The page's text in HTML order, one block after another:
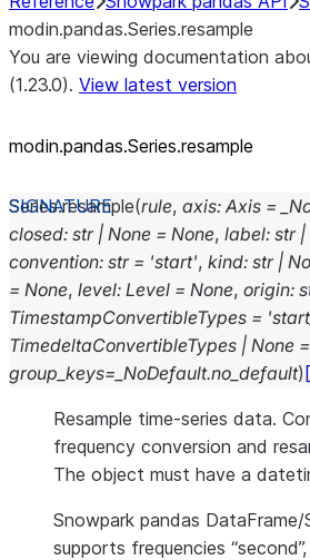
modin.pandas.Series.resample
You are viewing documentation
(1.23.0). View latest version
modin.pandas.Series.resample
Series.resample(rule, axis: Axis =
closed: str | None = None, label: str |
convention: str = 'start', kind: str |
= None, level: Level = None, origin:
TimestampConvertibleTypes =
TimedeltaConvertibleTypes | None =
group_keys= _NoDefault.no_default)
Resample time-series data.
frequency conversion and
The object must have a
Snowpark pandas DataFrame/
supports frequencies “second”,